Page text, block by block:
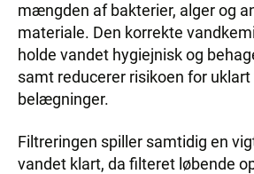
mængden af bakterier, alger og
materiale. Den korrekte
holde vandet hygiejnisk og
samt reducerer risikoen for uklart
belægninger.
Filtreringen spiller samtidig en
vandet klart, da filteret løbende